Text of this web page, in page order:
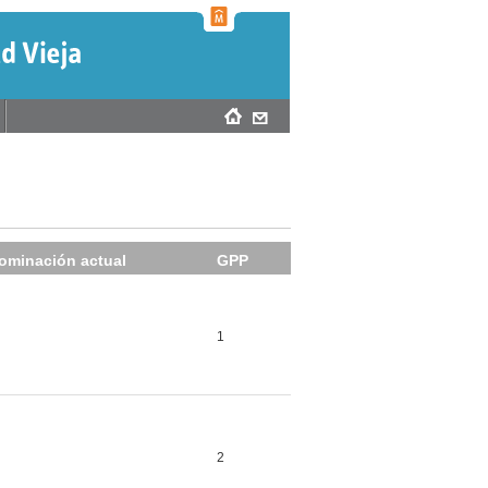
actual GPP
1
2